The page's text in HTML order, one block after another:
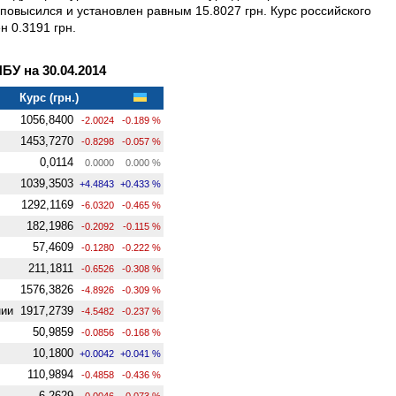
и установлен равным 15.8027 грн. Курс российского
0.3191 грн.
на 30.04.2014
Курс (грн.)
1056,8400
-2.0024 -0.189 %
1453,7270 -0.8298 -0.057 %
0,0114 0.0000 0.000 %
1039,3503 +4.4843 +0.433 %
1292,1169 -6.0320 -0.465 %
182,1986 -0.2092 -0.115 %
57,4609 -0.1280 -0.222 %
211,1811 -0.6526 -0.308 %
1576,3826 -4.8926 -0.309 %
1917,2739 -4.5482 -0.237 %
50,9859 -0.0856 -0.168 %
10,1800 +0.0042 +0.041 %
110,9894 -0.4858 -0.436 %